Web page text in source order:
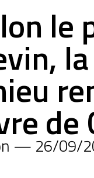
le
de
— 26/09/